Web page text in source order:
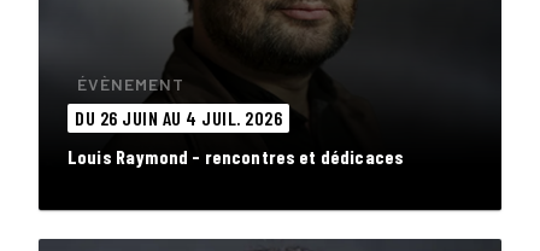
ÉVÈNEMENT
DU 26 JUIN AU 4 JUIL. 2026
Louis Raymond - rencontres et dédicaces